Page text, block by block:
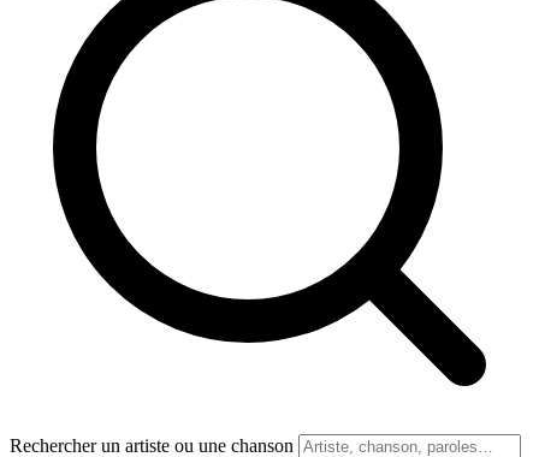
Rechercher un artiste ou une chanson